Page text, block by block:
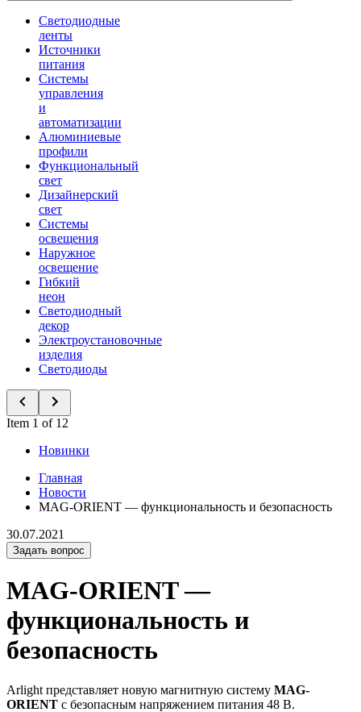
Светодиодные
ленты
Источники
питания
Системы
управления
и
автоматизации
Алюминиевые
профили
Функциональный
свет
Дизайнерский
свет
Системы
освещения
Наружное
освещение
Гибкий
неон
Светодиодный
декор
Электроустановочные
изделия
Светодиоды
Item 1 of 12
Новинки
Главная
Новости
MAG-ORIENT — функциональность и безопасность
30.07.2021
Задать вопрос
MAG-ORIENT —
функциональность и
безопасность
Arlight представляет новую магнитную систему MAG-
ORIENT с безопасным напряжением питания 48 В.